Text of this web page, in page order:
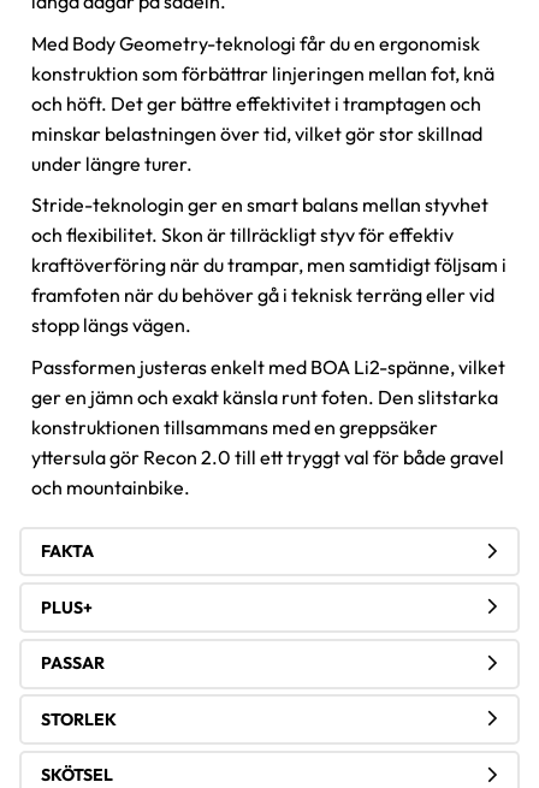
Med Body Geometry-teknologi får du en ergonomisk
konstruktion som förbättrar linjeringen mellan fot, knä
och höft. Det ger bättre effektivitet i tramptagen och
minskar belastningen över tid, vilket gör stor skillnad
under längre turer.
Stride-teknologin ger en smart balans mellan styvhet
och flexibilitet. Skon är tillräckligt styv för effektiv
kraftöverföring när du trampar, men samtidigt följsam i
framfoten när du behöver gå i teknisk terräng eller vid
stopp längs vägen.
Passformen justeras enkelt med BOA Li2-spänne, vilket
ger en jämn och exakt känsla runt foten. Den slitstarka
konstruktionen tillsammans med en greppsäker
yttersula gör Recon 2.0 till ett tryggt val för både gravel
och mountainbike.
FAKTA
PLUS+
PASSAR
STORLEK
SKÖTSEL